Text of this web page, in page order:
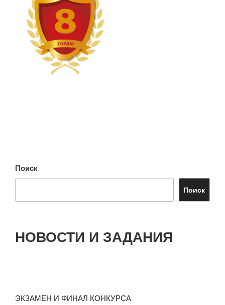
Поиск
Поиск
НОВОСТИ И ЗАДАНИЯ
ЭКЗАМЕН И ФИНАЛ КОНКУРСА